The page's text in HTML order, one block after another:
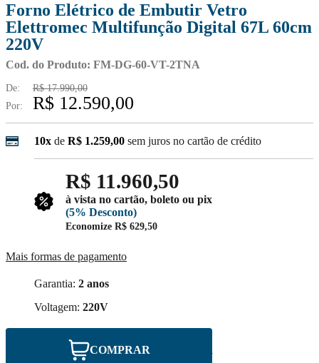
Forno Elétrico de Embutir Vetro
Elettromec Multifunção Digital 67L 60cm
220V
Cod. do Produto: FM-DG-60-VT-2TNA
De:
R$ 17.990,00
Por:
R$ 12.590,00
10x de R$ 1.259,00 sem juros no cartão de crédito
R$ 11.960,50
à vista no cartão, boleto ou pix
(5% Desconto)
Economize R$ 629,50
Mais formas de pagamento
Garantia: 2 anos
Voltagem: 220V
COMPRAR